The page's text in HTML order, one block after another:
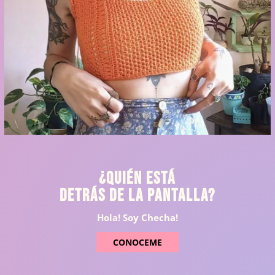
¿Quién está
detrás de la pantalla?
Hola! Soy Checha!
CONOCEME